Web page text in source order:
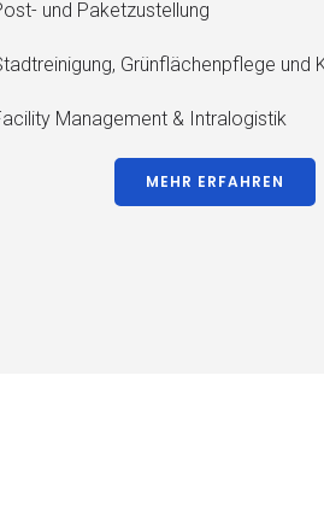
und Paketzustellung
Grünflächenpflege und
Management & Intralogistik
MEHR ERFAHREN